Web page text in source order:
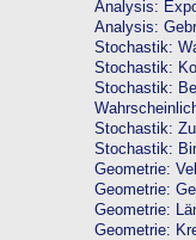
Analysis:
Analysis:
Stochastik:
Stochastik:
Stochastik:
Stochastik:
Stochastik:
Geometrie:
Geometrie:
Geometrie:
Geometrie: